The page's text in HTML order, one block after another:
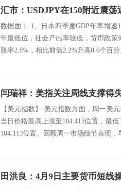
汇市：USDJPY在150附近震
数据面： 1、日本四季度GDP年率增速
年最低位，社会产出率较低，货币政
胀率2.8%，相比前值2.2%升高0.6个百
闫瑞祥：美指关注周线支撑得
【美元指数】 美元指数方面，周一美
当日价格最高上涨至104.413位置，最
104.113位置。回顾周一市场细节表现
田洪良：4月9日主要货币